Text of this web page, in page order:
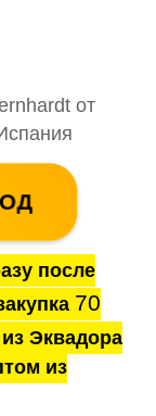
от
после
70
Эквадора
из